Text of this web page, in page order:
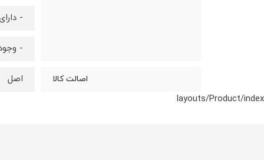
-
- وجود 2 عدد پیچ و رول پلاک همراه
اصالت کالا
اصل
layouts/Product/index